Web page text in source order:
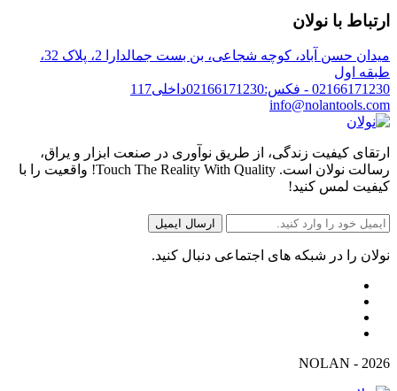
ارتباط با نولان
میدان حسن آباد، کوچه شجاعی، بن بست جمالدارا 2، پلاک 32،
طبقه اول
02166171230 - فکس:02166171230داخلی117
info@nolantools.com
ارتقای کیفیت زندگی، از طریق نوآوری در صنعت ابزار و یراق،
رسالت نولان است. Touch The Reality With Quality! واقعیت را با
کیفیت لمس کنید!
نولان را در شبکه های اجتماعی دنبال کنید.
2026 - NOLAN